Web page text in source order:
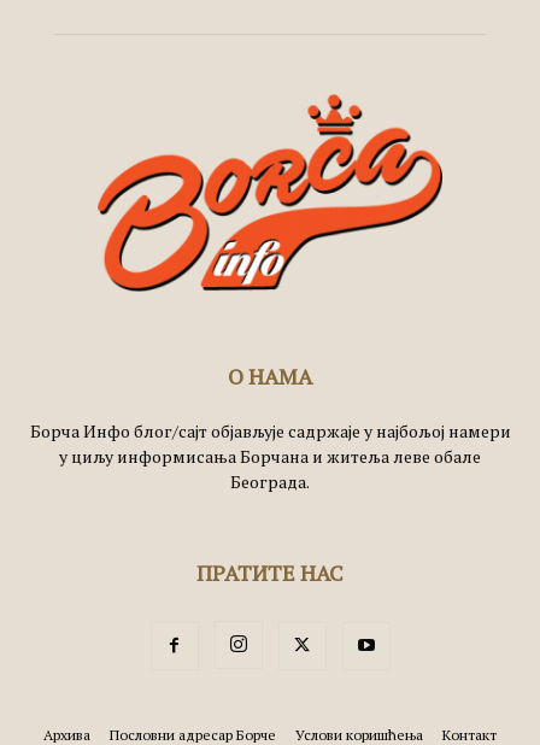
О НАМА
Борча Инфо блог/сајт објављује садржаје у најбољој намери
у циљу информисања Борчана и житеља леве обале
Београда.
ПРАТИТЕ НАС
Архива Пословни адресар Борче Услови коришћења Контакт